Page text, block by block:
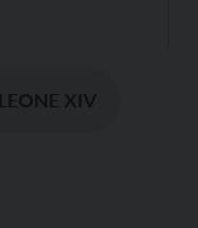
XIV